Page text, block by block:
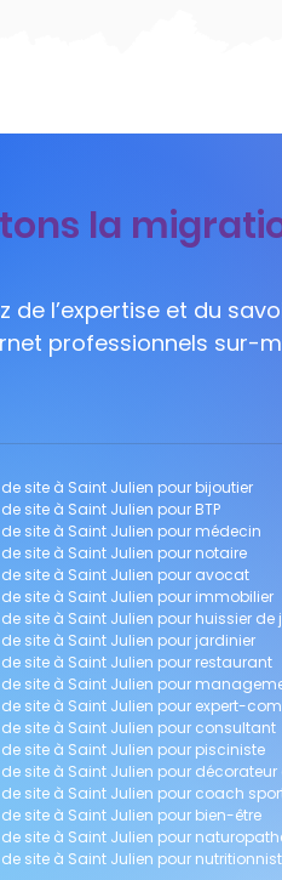
la
de l’expertise et du
professionnels sur-
site à Saint Julien pour bijoutier
site à Saint Julien pour BTP
site à Saint Julien pour médecin
site à Saint Julien pour notaire
site à Saint Julien pour avocat
site à Saint Julien pour immobilier
site à Saint Julien pour huissier de
site à Saint Julien pour jardinier
site à Saint Julien pour restaurant
site à Saint Julien pour
site à Saint Julien pour expert-
site à Saint Julien pour consultant
site à Saint Julien pour pisciniste
site à Saint Julien pour décorateur
site à Saint Julien pour coach
site à Saint Julien pour bien-être
site à Saint Julien pour
site à Saint Julien pour